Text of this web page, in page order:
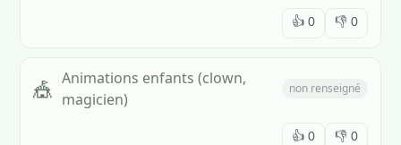
👍 0 👎 0
🎪 Animations enfants (clown,
magicien)
non renseigné
👍 0 👎 0